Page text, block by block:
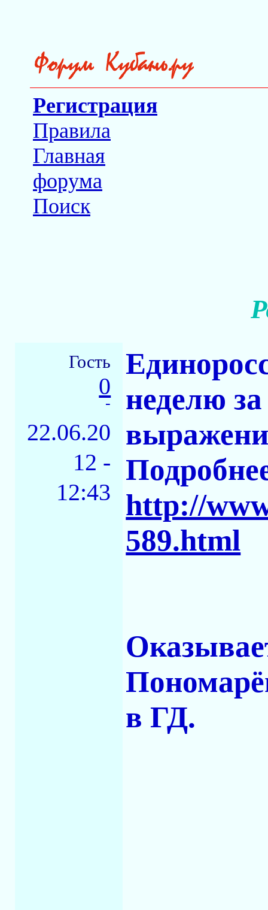
Регистрация
Правила
Главная
форума
Поиск
Гость
0
-
22.06.20
12 -
12:43
неделю
http://
589.html
в ГД.